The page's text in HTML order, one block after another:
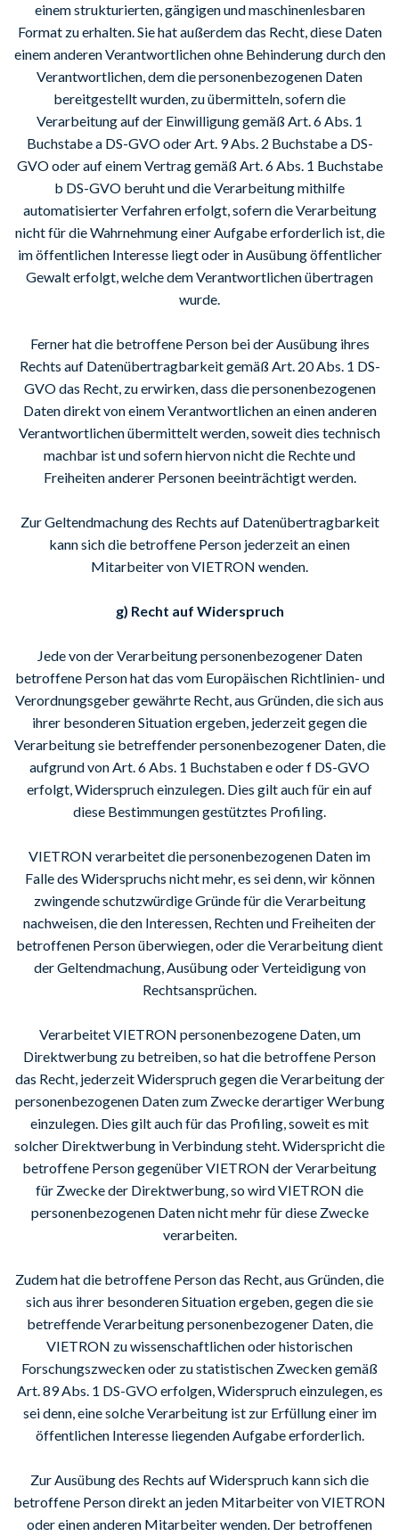
einem strukturierten, gängigen und maschinenlesbaren
Format zu erhalten. Sie hat außerdem das Recht, diese Daten
einem anderen Verantwortlichen ohne Behinderung durch den
Verantwortlichen, dem die personenbezogenen Daten
bereitgestellt wurden, zu übermitteln, sofern die
Verarbeitung auf der Einwilligung gemäß Art. 6 Abs. 1
Buchstabe a DS-GVO oder Art. 9 Abs. 2 Buchstabe a DS-
GVO oder auf einem Vertrag gemäß Art. 6 Abs. 1 Buchstabe
b DS-GVO beruht und die Verarbeitung mithilfe
automatisierter Verfahren erfolgt, sofern die Verarbeitung
nicht für die Wahrnehmung einer Aufgabe erforderlich ist, die
im öffentlichen Interesse liegt oder in Ausübung öffentlicher
Gewalt erfolgt, welche dem Verantwortlichen übertragen
wurde.
Ferner hat die betroffene Person bei der Ausübung ihres
Rechts auf Datenübertragbarkeit gemäß Art. 20 Abs. 1 DS-
GVO das Recht, zu erwirken, dass die personenbezogenen
Daten direkt von einem Verantwortlichen an einen anderen
Verantwortlichen übermittelt werden, soweit dies technisch
machbar ist und sofern hiervon nicht die Rechte und
Freiheiten anderer Personen beeinträchtigt werden.
Zur Geltendmachung des Rechts auf Datenübertragbarkeit
kann sich die betroffene Person jederzeit an einen
Mitarbeiter von VIETRON wenden.
g) Recht auf Widerspruch
Jede von der Verarbeitung personenbezogener Daten
betroffene Person hat das vom Europäischen Richtlinien- und
Verordnungsgeber gewährte Recht, aus Gründen, die sich aus
ihrer besonderen Situation ergeben, jederzeit gegen die
Verarbeitung sie betreffender personenbezogener Daten, die
aufgrund von Art. 6 Abs. 1 Buchstaben e oder f DS-GVO
erfolgt, Widerspruch einzulegen. Dies gilt auch für ein auf
diese Bestimmungen gestütztes Profiling.
VIETRON verarbeitet die personenbezogenen Daten im
Falle des Widerspruchs nicht mehr, es sei denn, wir können
zwingende schutzwürdige Gründe für die Verarbeitung
nachweisen, die den Interessen, Rechten und Freiheiten der
betroffenen Person überwiegen, oder die Verarbeitung dient
der Geltendmachung, Ausübung oder Verteidigung von
Rechtsansprüchen.
Verarbeitet VIETRON personenbezogene Daten, um
Direktwerbung zu betreiben, so hat die betroffene Person
das Recht, jederzeit Widerspruch gegen die Verarbeitung der
personenbezogenen Daten zum Zwecke derartiger Werbung
einzulegen. Dies gilt auch für das Profiling, soweit es mit
solcher Direktwerbung in Verbindung steht. Widerspricht die
betroffene Person gegenüber VIETRON der Verarbeitung
für Zwecke der Direktwerbung, so wird VIETRON die
personenbezogenen Daten nicht mehr für diese Zwecke
verarbeiten.
Zudem hat die betroffene Person das Recht, aus Gründen, die
sich aus ihrer besonderen Situation ergeben, gegen die sie
betreffende Verarbeitung personenbezogener Daten, die
VIETRON zu wissenschaftlichen oder historischen
Forschungszwecken oder zu statistischen Zwecken gemäß
Art. 89 Abs. 1 DS-GVO erfolgen, Widerspruch einzulegen, es
sei denn, eine solche Verarbeitung ist zur Erfüllung einer im
öffentlichen Interesse liegenden Aufgabe erforderlich.
Zur Ausübung des Rechts auf Widerspruch kann sich die
betroffene Person direkt an jeden Mitarbeiter von VIETRON
oder einen anderen Mitarbeiter wenden. Der betroffenen